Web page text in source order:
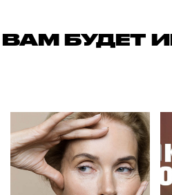
ВАМ БУДЕТ